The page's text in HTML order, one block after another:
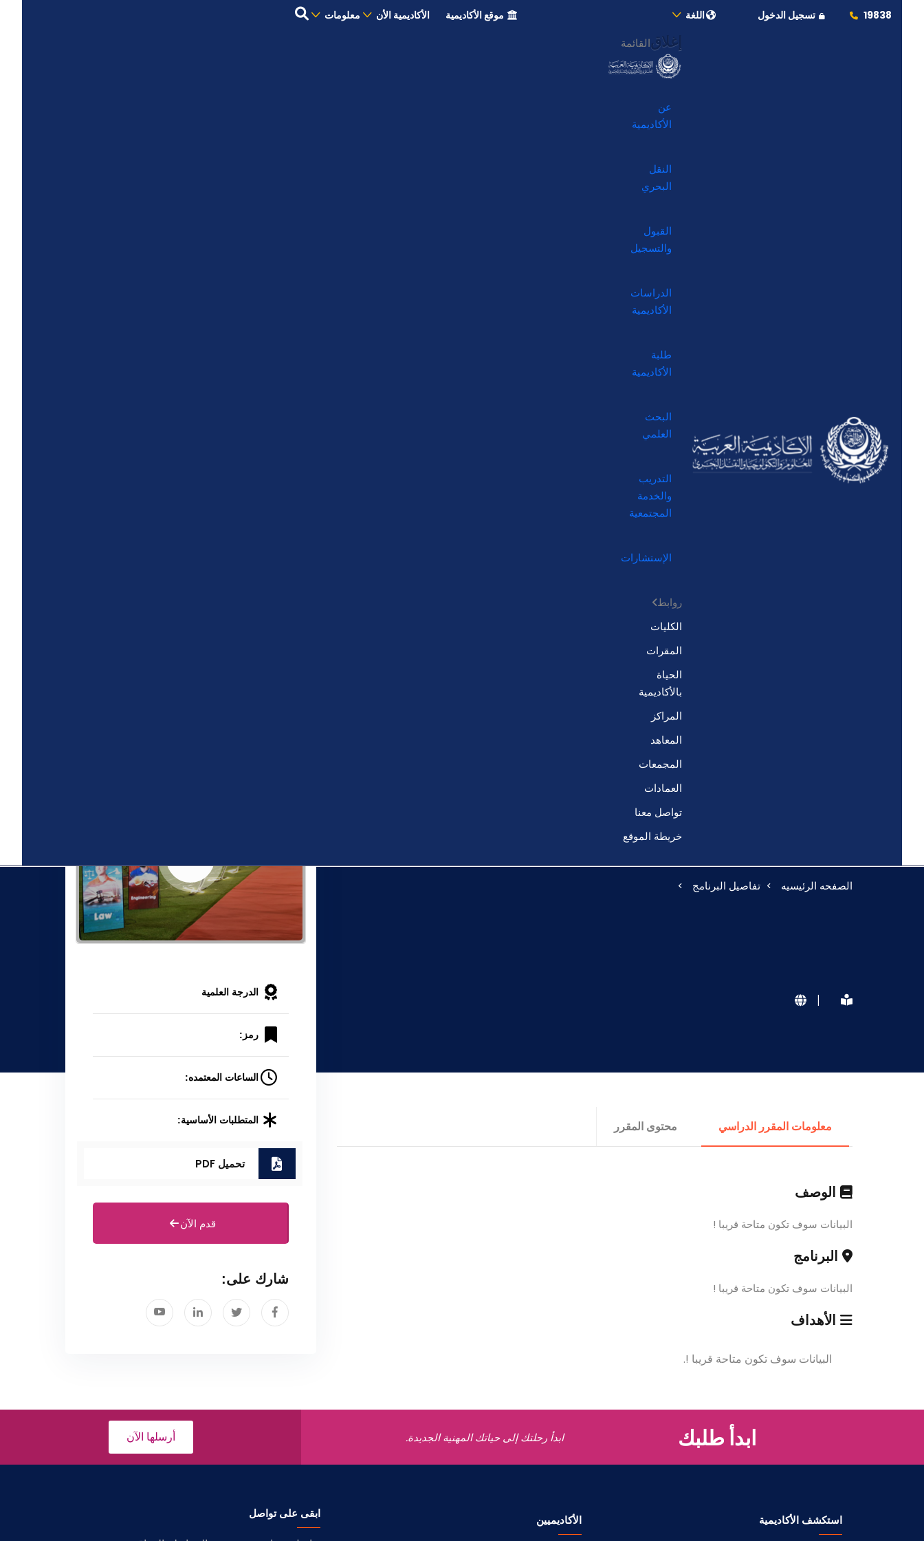
19838 تسجيل الدخول اللغة موقع الأكاديمية الأكاديمية الأن معلومات
إغلاق القائمة
عن
الأكاديمية
النقل
البحري
القبول
والتسجيل
الدراسات
الأكاديمية
طلبة
الأكاديمية
البحث
العلمي
التدريب
والخدمة
المجتمعية
الإستشارات
روابط
الكليات
المقرات
الحياة
بالأكاديمية
المراكز
المعاهد
المجمعات
العمادات
تواصل معنا
خريطة الموقع
الصفحه الرئيسيه تفاصيل البرنامج
|
معلومات المقرر الدراسي محتوى المقرر
الوصف
البيانات سوف تكون متاحة قريبا !
البرنامج
البيانات سوف تكون متاحة قريبا !
الأهداف
البيانات سوف تكون متاحة قريبا !.
الدرجة العلمية
رمز:
الساعات المعتمده:
المتطلبات الأساسية:
تحميل PDF
قدم الآن
شارك على:
ابدأ طلبك ابدأ رحلتك إلى حياتك المهنية الجديدة. أرسلها الآن
استكشف الأكاديمية الأكاديميين
ابقى على تواصل